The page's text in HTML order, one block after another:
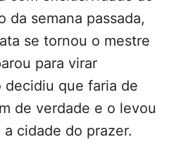
da semana passada,
se tornou o mestre
para virar
decidiu que faria de
de verdade e o levou
cidade do prazer.